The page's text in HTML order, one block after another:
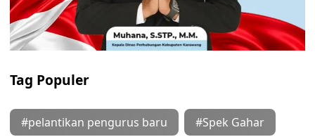
Tag Populer
#pelantikan pengurus baru #Spek Gahar